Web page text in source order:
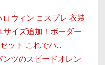
ロウィン コスプレ 衣装
サイズ追加！ボーダー
ット これでハ…
ンツのスピードオレン